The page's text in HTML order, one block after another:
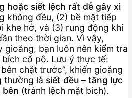
hoặc siết lệch rất dễ gây xì
không đều, (2) bề mặt tiếp
khe hở, và (3) rung động khi
theo thời gian. Vì vậy,
bạn luôn nên kiểm tra
cổ pô. Lưu ý thực tế:
chặt trước”, khiến gioăng
thường là siết đều – tăng lực
bên (tránh lệch mặt bích).